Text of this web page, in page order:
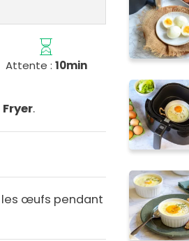
Attente : 10min
.
les œufs pendant